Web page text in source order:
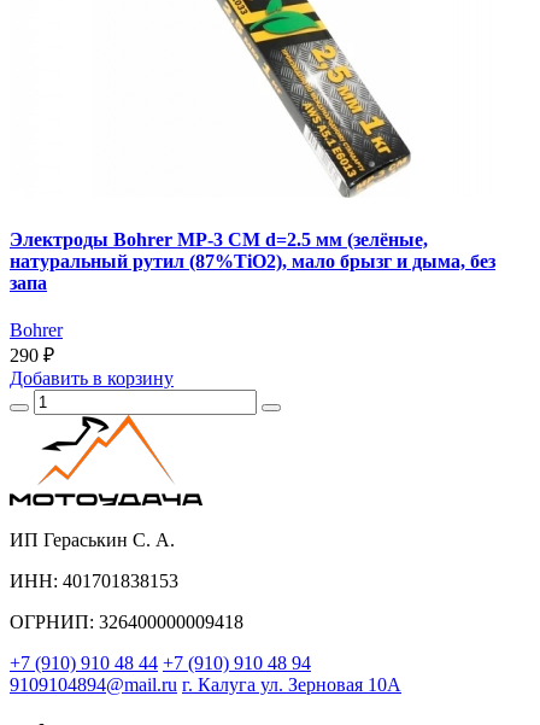
Электроды Bohrer МР-3 СМ d=2.5 мм (зелёные,
натуральный рутил (87%TiO2), мало брызг и дыма, без
запа
Bohrer
290 ₽
Добавить в корзину
ИП Гераськин С. А.
ИНН: 401701838153
ОГРНИП: 326400000009418
+7 (910) 910 48 44 +7 (910) 910 48 94
9109104894@mail.ru г. Калуга ул. Зерновая 10А